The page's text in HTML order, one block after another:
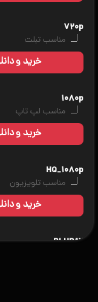
۷۲۰p
مناسب تبلت
خریدو
۱۰۸۰p
مناسب لپ تاپ
خریدو
HQ_۱۰۸۰p
مناسب تلویزیون
خریدو
BLURAY